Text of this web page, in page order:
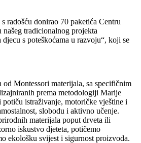
radošću donirao 70 paketića Centru
tradicionalnog projekta
s poteškoćama u razvoju“, koji se
od Montessori materijala, sa specifičnim
prema metodologiji Marije
istraživanje, motoričke vještine i
slobodu i aktivno učenje.
materijala poput drveta ili
iskustvo djeteta, potičemo
ekološku svijest i sigurnost proizvoda.